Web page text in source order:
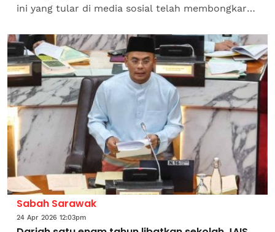
ini yang tular di media sosial telah membongkar
dirahsiakan...
Sabah Sarawak
24 Apr 2026 12:03pm